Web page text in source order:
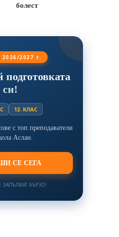
болест
2027 г.
подготовката
си!
12. КЛАС
с топ преподаватели
Аслан.
СЕ СЕГА
ЗАПЪЛВАТ БЪРЗО!